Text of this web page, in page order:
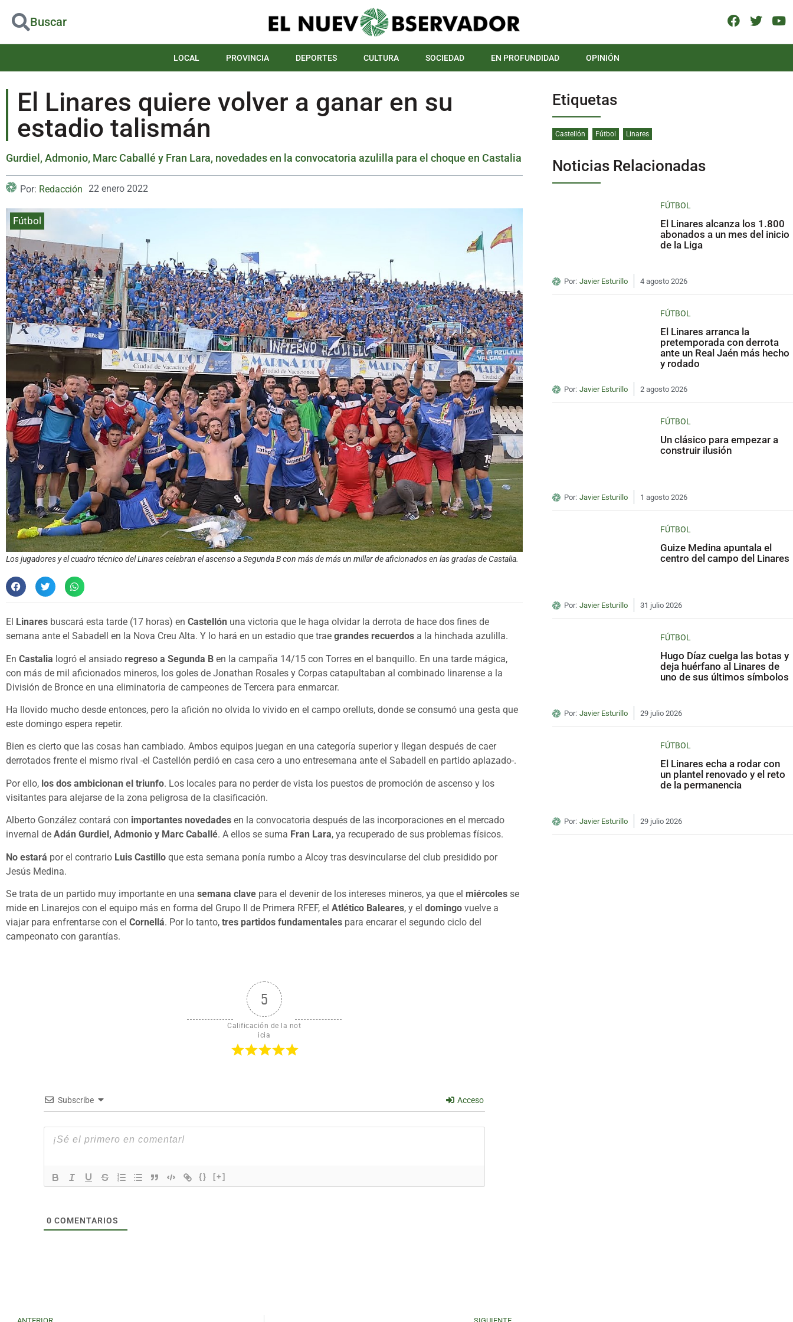
Buscar
LOCAL PROVINCIA DEPORTES CULTURA SOCIEDAD EN PROFUNDIDAD OPINIÓN
El Linares quiere volver a ganar en su
estadio talismán
Gurdiel, Admonio, Marc Caballé y Fran Lara, novedades en la convocatoria azulilla para el choque en Castalia
Por: Redacción 22 enero 2022
Fútbol
Los jugadores y el cuadro técnico del Linares celebran el ascenso a Segunda B con más de más un millar de aficionados en las gradas de Castalia.
El Linares buscará esta tarde (17 horas) en Castellón una victoria que le haga olvidar la derrota de hace dos fines de
semana ante el Sabadell en la Nova Creu Alta. Y lo hará en un estadio que trae grandes recuerdos a la hinchada azulilla.
En Castalia logró el ansiado regreso a Segunda B en la campaña 14/15 con Torres en el banquillo. En una tarde mágica,
con más de mil aficionados mineros, los goles de Jonathan Rosales y Corpas catapultaban al combinado linarense a la
División de Bronce en una eliminatoria de campeones de Tercera para enmarcar.
Ha llovido mucho desde entonces, pero la afición no olvida lo vivido en el campo orelluts, donde se consumó una gesta que
este domingo espera repetir.
Bien es cierto que las cosas han cambiado. Ambos equipos juegan en una categoría superior y llegan después de caer
derrotados frente el mismo rival -el Castellón perdió en casa cero a uno entresemana ante el Sabadell en partido aplazado-.
Por ello, los dos ambicionan el triunfo. Los locales para no perder de vista los puestos de promoción de ascenso y los
visitantes para alejarse de la zona peligrosa de la clasificación.
Alberto González contará con importantes novedades en la convocatoria después de las incorporaciones en el mercado
invernal de Adán Gurdiel, Admonio y Marc Caballé. A ellos se suma Fran Lara, ya recuperado de sus problemas físicos.
No estará por el contrario Luis Castillo que esta semana ponía rumbo a Alcoy tras desvincularse del club presidido por
Jesús Medina.
Se trata de un partido muy importante en una semana clave para el devenir de los intereses mineros, ya que el miércoles se
mide en Linarejos con el equipo más en forma del Grupo II de Primera RFEF, el Atlético Baleares, y el domingo vuelve a
viajar para enfrentarse con el Cornellá. Por lo tanto, tres partidos fundamentales para encarar el segundo ciclo del
campeonato con garantías.
5
Calificación de la not
icia
Subscribe Acceso
{} [+]
0 COMENTARIOS
Etiquetas
Castellón Fútbol Linares
Noticias Relacionadas
FÚTBOL
El Linares alcanza los 1.800
abonados a un mes del inicio
de la Liga
Por: Javier Esturillo 4 agosto 2026
FÚTBOL
El Linares arranca la
pretemporada con derrota
ante un Real Jaén más hecho
y rodado
Por: Javier Esturillo 2 agosto 2026
FÚTBOL
Un clásico para empezar a
construir ilusión
Por: Javier Esturillo 1 agosto 2026
FÚTBOL
Guize Medina apuntala el
centro del campo del Linares
Por: Javier Esturillo 31 julio 2026
FÚTBOL
Hugo Díaz cuelga las botas y
deja huérfano al Linares de
uno de sus últimos símbolos
Por: Javier Esturillo 29 julio 2026
FÚTBOL
El Linares echa a rodar con
un plantel renovado y el reto
de la permanencia
Por: Javier Esturillo 29 julio 2026